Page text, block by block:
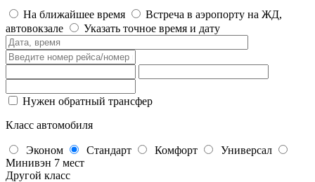
На ближайшее время
Встреча в аэропорту на ЖД,
автовокзале
Указать точное время и дату
Нужен обратный трансфер
Класс автомобиля
Эконом Стандарт Комфорт
Универсал
Минивэн 7 мест
Другой класс